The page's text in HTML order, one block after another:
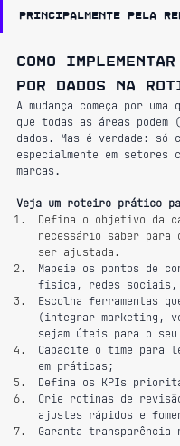
principalmente pela
Como
por dados na
A mudança começa por
que todas as áreas
dados. Mas é verdade:
especialmente em
marcas.
Veja um roteiro prático
Defina o objetivo da
necessário saber para
ser ajustada.
Mapeie os pontos de
física, redes sociais,
Escolha ferramentas
(integrar marketing,
sejam úteis para o
Capacite o time para
em práticas;
Defina os KPIs
Crie rotinas de
ajustes rápidos e
Garanta transparência